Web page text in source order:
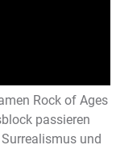
Rock of Ages
passieren
und